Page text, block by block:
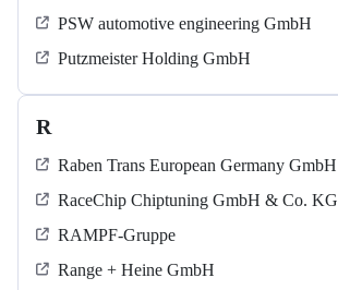
PSW automotive engineering GmbH
Putzmeister Holding GmbH
R
Raben Trans European Germany GmbH
RaceChip Chiptuning GmbH & Co. KG
RAMPF-Gruppe
Range + Heine GmbH